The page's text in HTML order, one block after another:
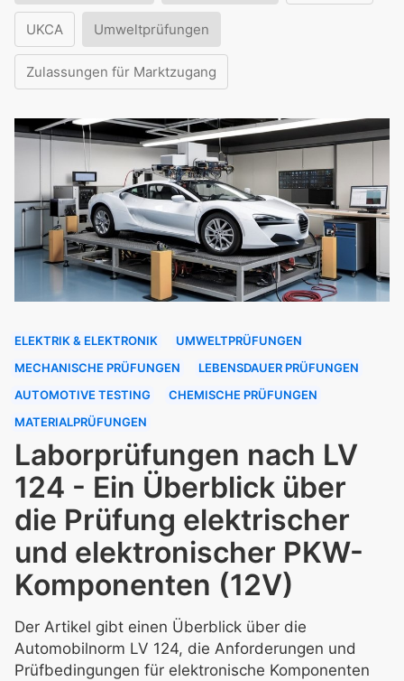
UKCA Umweltprüfungen
Zulassungen für Marktzugang
ELEKTRIK & ELEKTRONIK
UMWELTPRÜFUNGEN
MECHANISCHE PRÜFUNGEN
LEBENSDAUER PRÜFUNGEN
AUTOMOTIVE TESTING
CHEMISCHE PRÜFUNGEN
MATERIALPRÜFUNGEN
Laborprüfungen nach LV
124 - Ein Überblick über
die Prüfung elektrischer
und elektronischer PKW-
Komponenten (12V)
Der Artikel gibt einen Überblick über die
Automobilnorm LV 124, die Anforderungen und
Prüfbedingungen für elektronische Komponenten